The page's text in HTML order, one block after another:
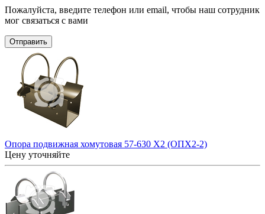
Пожалуйста, введите телефон или email, чтобы наш сотрудник
мог связаться с вами
Отправить
Опора подвижная хомутовая 57-630 Х2 (ОПХ2-2)
Цену уточняйте